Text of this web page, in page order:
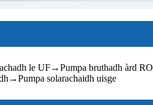
le UF→Pumpa bruthadh àrd RO
→Pumpa solarachaidh uisge